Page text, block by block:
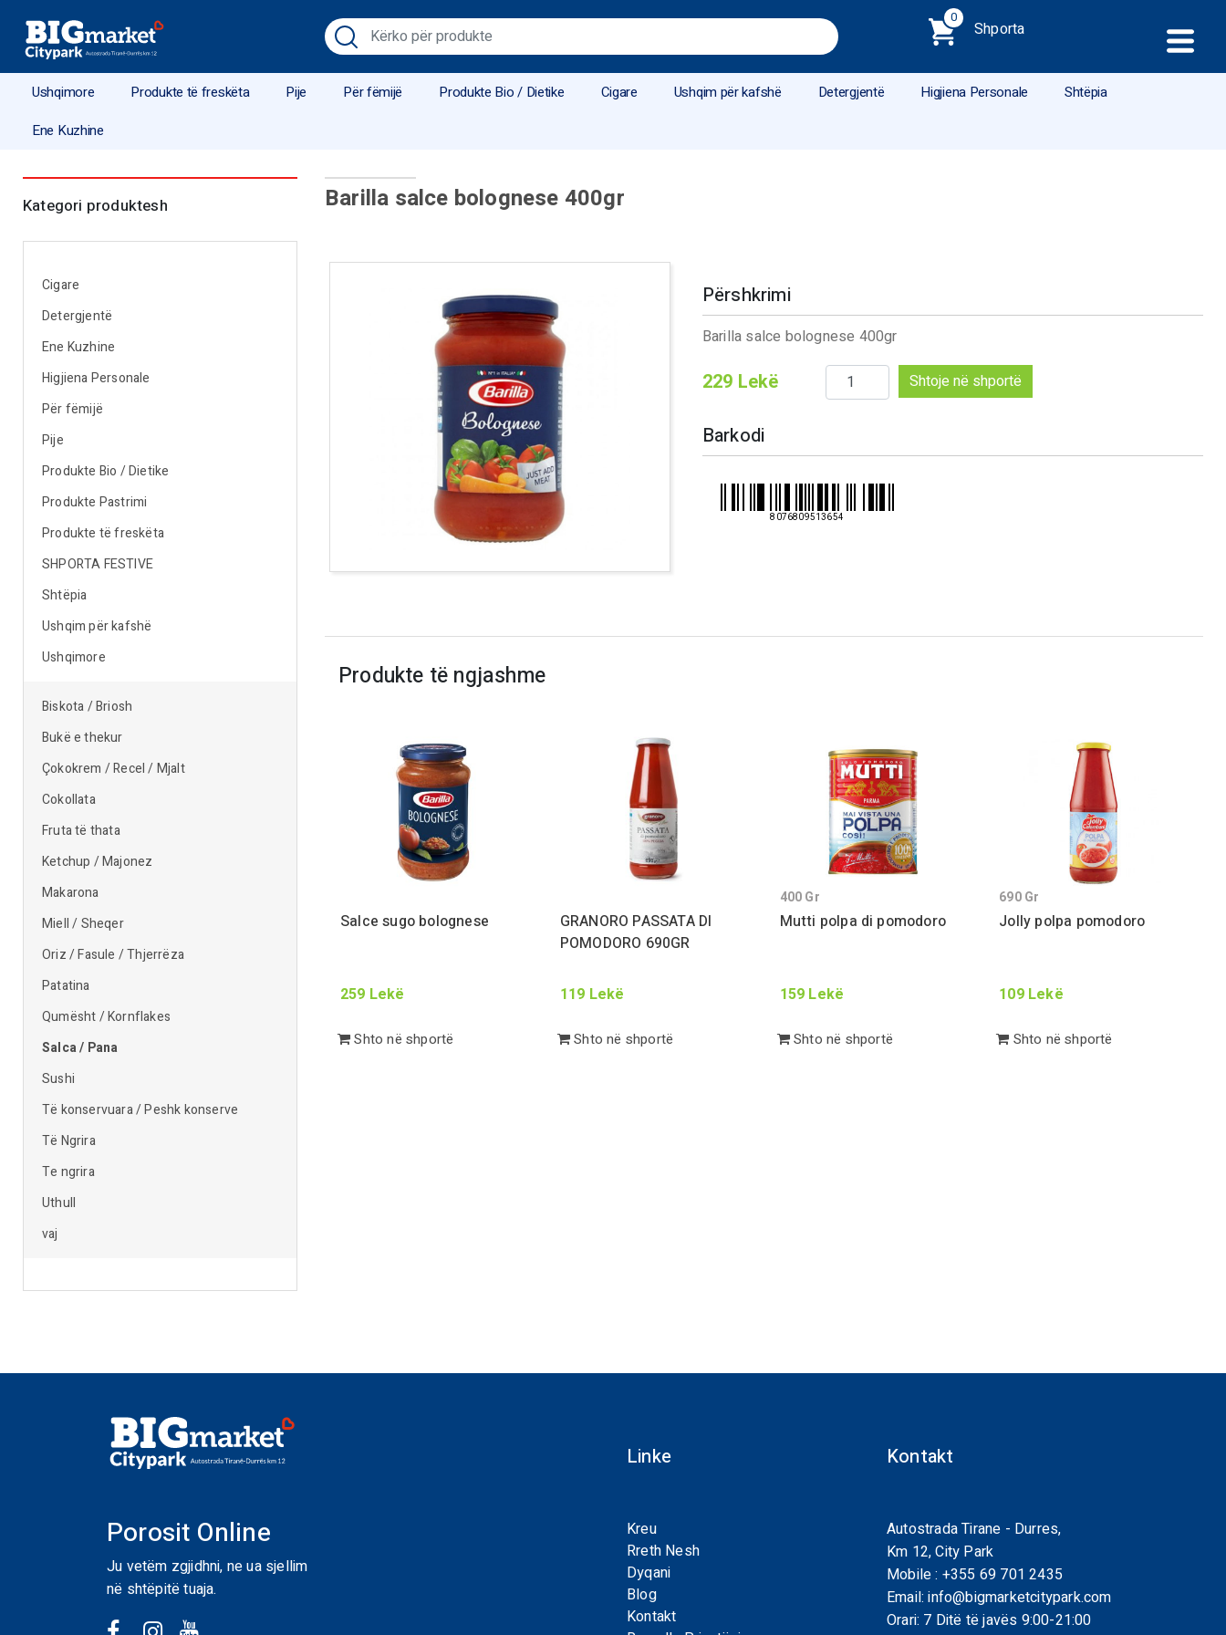
0
Shporta
Ushqimore Produkte të freskëta Pije Për fëmijë Produkte Bio / Dietike Cigare Ushqim për kafshë Detergjentë Higjiena Personale
Shtëpia
Ene Kuzhine
Kategori produktesh
Cigare
Detergjentë
Ene Kuzhine
Higjiena Personale
Për fëmijë
Pije
Produkte Bio / Dietike
Produkte Pastrimi
Produkte të freskëta
SHPORTA FESTIVE
Shtëpia
Ushqim për kafshë
Ushqimore
Biskota / Briosh
Bukë e thekur
Çokokrem / Recel / Mjalt
Cokollata
Fruta të thata
Ketchup / Majonez
Makarona
Miell / Sheqer
Oriz / Fasule / Thjerrëza
Patatina
Qumësht / Kornflakes
Salca / Pana
Sushi
Të konservuara / Peshk konserve
Të Ngrira
Te ngrira
Uthull
vaj
Barilla salce bolognese 400gr
Përshkrimi
Barilla salce bolognese 400gr
229 Lekë
Sasi
Barilla
400gr
Shtoje në shportë
Barkodi
8076809513654
Produkte të ngjashme
Salce sugo bolognese
259 Lekë
Shto në shportë
GRANORO PASSATA DI
POMODORO 690GR
119 Lekë
Shto në shportë
Mutti polpa di pomodoro
400Gr
159 Lekë
Shto në shportë
Jolly polpa pomodoro
690Gr
109Lekë
Shto në shportë
Linke Kontakt
Porosit Online
Ju vetëm zgjidhni, ne ua sjellim
në shtëpitë tuaja.
Kreu
Rreth Nesh
Dyqani
Blog
Kontakt
Autostrada Tirane - Durres,
Km 12, City Park
Mobile : +355 69 701 2435
Email:info@bigmarketcitypark.com
Orari: 7 Ditë të javës 9:00-21:00